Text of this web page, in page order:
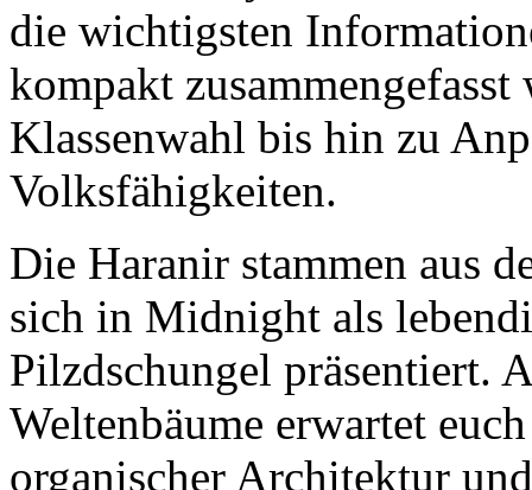
die wichtigsten
kompakt
Klassenwahl bis hin zu
Volksfähigkeiten.
Die Haranir stammen aus
sich in Midnight als
Pilzdschungel präsentiert.
Weltenbäume erwartet
organischer Architektur